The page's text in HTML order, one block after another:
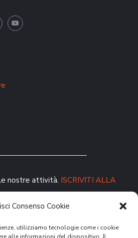
Consenso Cookie
utilizziamo tecnologie come i cookie
nostre attività. ISCRIVITI ALLA